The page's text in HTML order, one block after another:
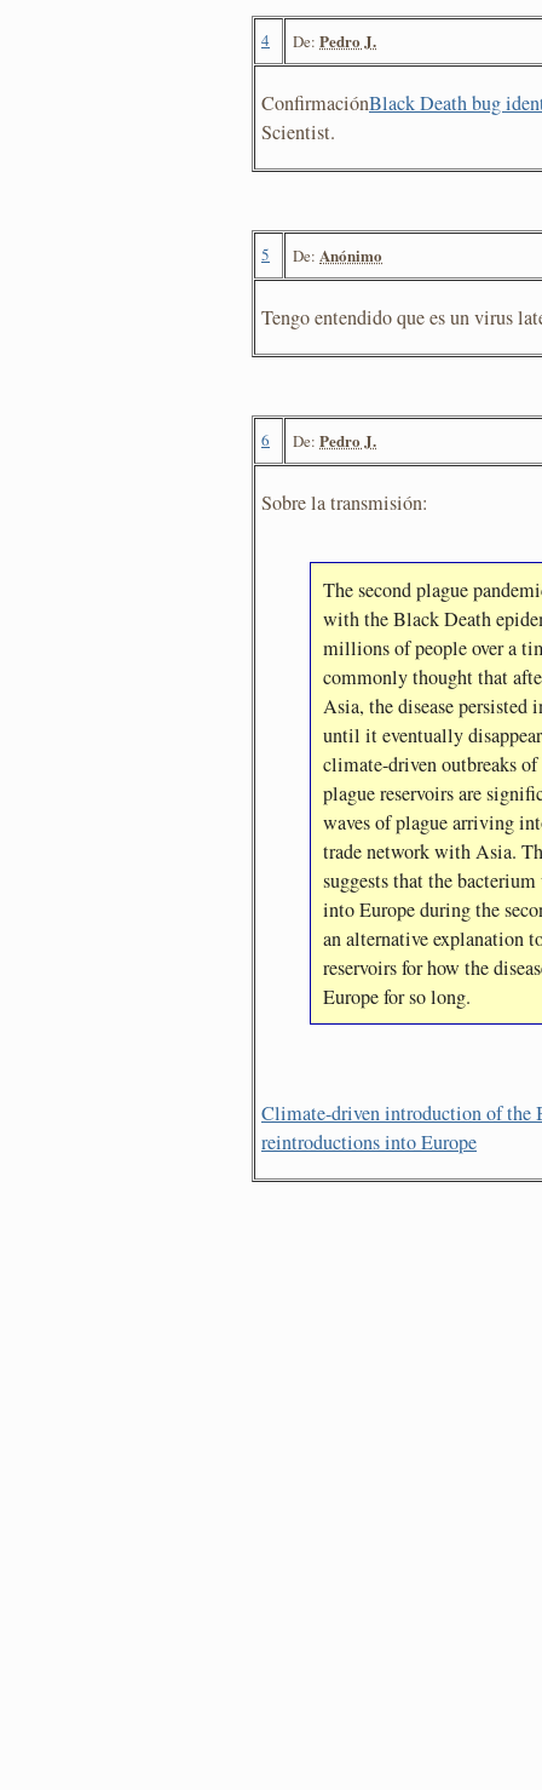
4 De: Pedro J.
ConfirmaciónBlack Death bug
Scientist.
5 De: Anónimo
Tengo entendido que es un virus
6 De: Pedro J.
Sobre la transmisión:
The second plague
with the Black Death
millions of people over a
commonly thought that
Asia, the disease persisted
until it eventually
climate-driven outbreaks
plague reservoirs are
waves of plague arriving
trade network with Asia.
suggests that the
into Europe during the
an alternative explanation
reservoirs for how the
Europe for so long.
Climate-driven introduction of the
reintroductions into Europe